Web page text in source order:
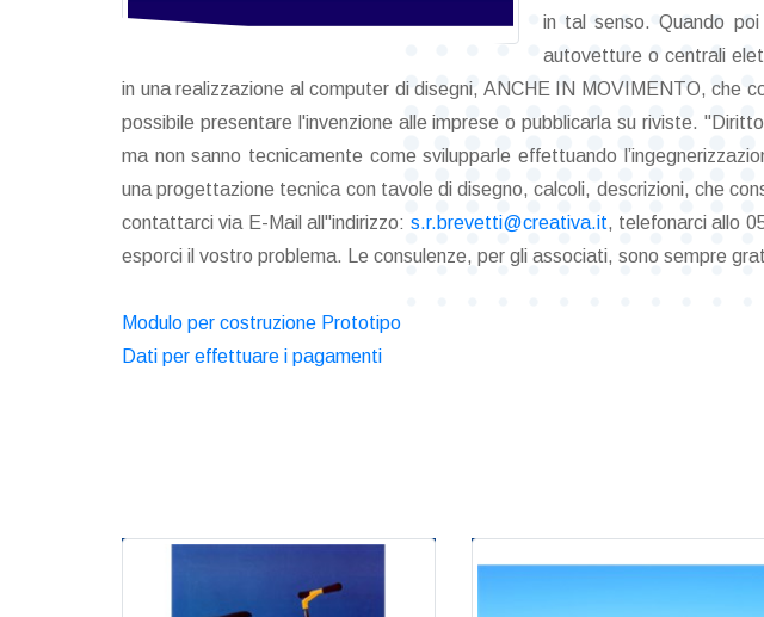
in tal senso. Quando
autovetture o centrali
in una realizzazione al computer di disegni, ANCHE IN MOVIMENTO, che
possibile presentare l'invenzione alle imprese o pubblicarla su riviste.
ma non sanno tecnicamente come svilupparle effettuando
una progettazione tecnica con tavole di disegno, calcoli, descrizioni, che
contattarci via E-Mail all"indirizzo: s.r.brevetti@creativa.it, telefonarci allo
esporci il vostro problema. Le consulenze, per gli associati, sono sempre
Modulo per costruzione Prototipo
Dati per effettuare i pagamenti